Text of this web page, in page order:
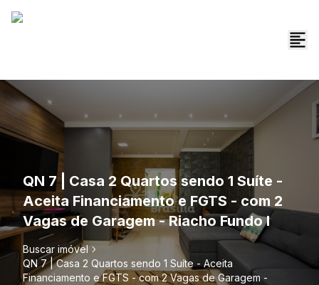
QN 7 | Casa 2 Quartos sendo 1 Suíte -
Aceita Financiamento e FGTS - com 2
Vagas de Garagem - Riacho Fundo I
Buscar imóvel
QN 7 | Casa 2 Quartos sendo 1 Suíte - Aceita
Financiamento e FGTS - com 2 Vagas de Garagem -